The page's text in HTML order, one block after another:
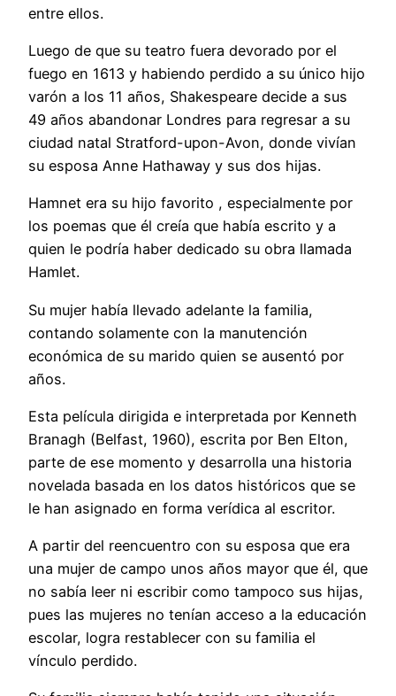
entre ellos.
Luego de que su teatro fuera devorado por el
fuego en 1613 y habiendo perdido a su único hijo
varón a los 11 años, Shakespeare decide a sus
49 años abandonar Londres para regresar a su
ciudad natal Stratford-upon-Avon, donde vivían
su esposa Anne Hathaway y sus dos hijas.
Hamnet era su hijo favorito , especialmente por
los poemas que él creía que había escrito y a
quien le podría haber dedicado su obra llamada
Hamlet.
Su mujer había llevado adelante la familia,
contando solamente con la manutención
económica de su marido quien se ausentó por
años.
Esta película dirigida e interpretada por Kenneth
Branagh (Belfast, 1960), escrita por Ben Elton,
parte de ese momento y desarrolla una historia
novelada basada en los datos históricos que se
le han asignado en forma verídica al escritor.
A partir del reencuentro con su esposa que era
una mujer de campo unos años mayor que él, que
no sabía leer ni escribir como tampoco sus hijas,
pues las mujeres no tenían acceso a la educación
escolar, logra restablecer con su familia el
vínculo perdido.